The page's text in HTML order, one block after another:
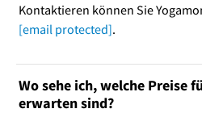
Kontaktieren können Sie
[email protected].
Wo sehe ich, welche Preise
erwarten sind?